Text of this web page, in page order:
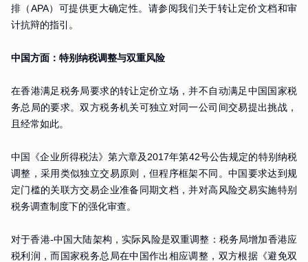
排（APA）可提供更大确定性。请参阅我们关于转让定价文档和审
计抗辩的指引。
中国方面：特别纳税调整与双重风险
在香港满足税务局要求的转让定价立场，并不自动满足中国国家税
务总局的要求。双方税务机关可独立对同一公司间交易提出挑战，
且经常如此。
中国《企业所得税法》第六章及2017年第42号公告规定的特别纳税
调整，采用类似独立交易原则，但程序框架不同。中国要求达到规
定门槛的关联方交易企业准备同期文档，并对高风险交易实施特别
税务调查制度下的强化审查。
对于香港-中国大陆架构，实际风险是双重调整：税务局增加香港应
税利润，而国家税务总局在中国作出相应调整，双方根据《避免双